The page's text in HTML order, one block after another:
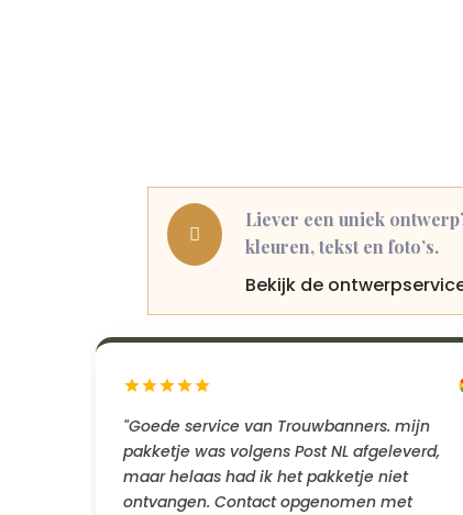

Liever een uniek
kleuren, tekst en foto’s.
Bekijk de
"Goede service van Trouwbanners. mijn
pakketje was volgens Post NL afgeleverd,
maar helaas had ik het pakketje niet
ontvangen. Contact opgenomen met